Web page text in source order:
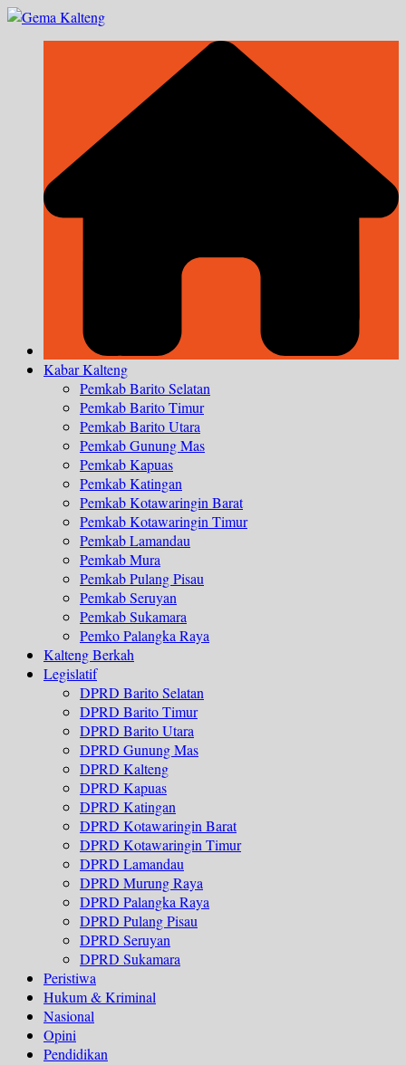
Skip
Kabar Kalteng
Pemkab Barito Selatan
Pemkab Barito Timur
Pemkab Barito Utara
Pemkab Gunung Mas
Pemkab Kapuas
Pemkab Katingan
Pemkab Kotawaringin Barat
Pemkab Kotawaringin Timur
Pemkab Lamandau
Pemkab Mura
Pemkab Pulang Pisau
Pemkab Seruyan
Pemkab Sukamara
Pemko Palangka Raya
Kalteng Berkah
Legislatif
DPRD Barito Selatan
DPRD Barito Timur
DPRD Barito Utara
DPRD Gunung Mas
DPRD Kalteng
DPRD Kapuas
DPRD Katingan
DPRD Kotawaringin Barat
DPRD Kotawaringin Timur
DPRD Lamandau
DPRD Murung Raya
DPRD Palangka Raya
DPRD Pulang Pisau
DPRD Seruyan
DPRD Sukamara
Peristiwa
Hukum & Kriminal
Nasional
Opini
Pendidikan